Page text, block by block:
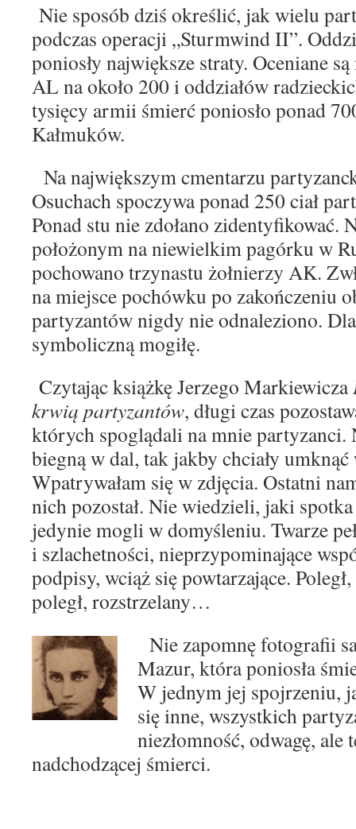
Nie sposób dziś określić, jak wielu
podczas operacji „Sturmwind II”.
poniosły największe straty. Oceniane
AL na około 200 i oddziałów
tysięcy armii śmierć poniosło ponad
Kałmuków.
Na największym cmentarzu
Osuchach spoczywa ponad 250 ciał
Ponad stu nie zdołano zidentyfikować.
położonym na niewielkim pagórku w
pochowano trzynastu żołnierzy AK.
na miejsce pochówku po zakończeniu
partyzantów nigdy nie odnaleziono.
symboliczną mogiłę.
Czytając książkę Jerzego Markiewicza
krwią partyzantów, długi czas
których spoglądali namnie partyzanci.
biegną w dal, tak jakby chciały
Wpatrywałam się w zdjęcia. Ostatni
nich pozostał. Nie wiedzieli, jaki
jedynie mogli w domyśleniu. Twarze
i szlachetności, nieprzypominające
podpisy, wciąż się powtarzające.
poległ, rozstrzelany…
Nie zapomnę fotografii
Mazur, która poniosła
W jednym jej spojrzeniu,
się inne, wszystkich
niezłomność, odwagę, ale
nadchodzącej śmierci.